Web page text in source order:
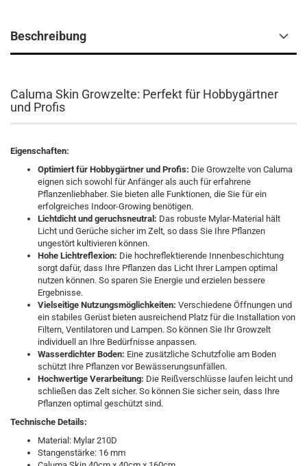
Beschreibung
Caluma Skin Growzelte: Perfekt für Hobbygärtner
und Profis
Eigenschaften:
Optimiert für Hobbygärtner und Profis: Die Growzelte von Caluma
eignen sich sowohl für Anfänger als auch für erfahrene
Pflanzenliebhaber. Sie bieten alle Funktionen, die Sie für ein
erfolgreiches Indoor-Growing benötigen.
Lichtdicht und geruchsneutral: Das robuste Mylar-Material hält
Licht und Gerüche sicher im Zelt, so dass Sie Ihre Pflanzen
ungestört kultivieren können.
Hohe Lichtreflexion: Die hochreflektierende Innenbeschichtung
sorgt dafür, dass Ihre Pflanzen das Licht Ihrer Lampen optimal
nutzen können. So sparen Sie Energie und erzielen bessere
Ergebnisse.
Vielseitige Nutzungsmöglichkeiten: Verschiedene Öffnungen und
ein stabiles Gerüst bieten ausreichend Platz für die Installation von
Filtern, Ventilatoren und Lampen. So können Sie Ihr Growzelt
individuell an Ihre Bedürfnisse anpassen.
Wasserdichter Boden: Eine zusätzliche Schutzfolie am Boden
schützt Ihre Pflanzen vor Bewässerungsunfällen.
Hochwertige Verarbeitung: Die Reißverschlüsse laufen leicht und
schließen das Zelt sicher. So können Sie sicher sein, dass Ihre
Pflanzen optimal geschützt sind.
Technische Details:
Material: Mylar 210D
Stangenstärke: 16 mm